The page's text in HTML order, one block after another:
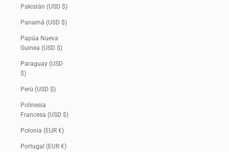
Pakistán (USD $)
Panamá (USD $)
Papúa Nueva
Guinea (USD $)
Paraguay (USD
$)
Perú (USD $)
Polinesia
Francesa (USD $)
Polonia (EUR €)
Portugal (EUR €)